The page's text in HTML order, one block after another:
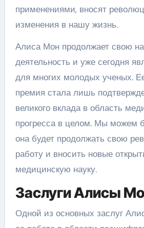
применениями, вносят
изменения в нашу жизнь.
Алиса Мон продолжает свою
деятельность и уже сегодня
для многих молодых ученых.
премия стала лишь
великого вклада в область
прогресса в целом. Мы можем
она будет продолжать свою
работу и вносить новые
медицинскую науку.
Заслуги Алисы
Одной из основных заслуг